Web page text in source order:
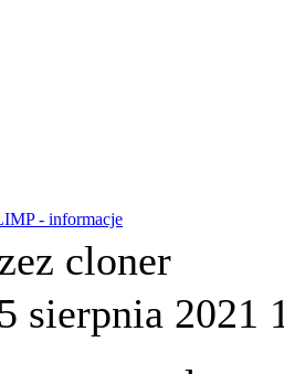
- informacje
cloner
sierpnia 2021